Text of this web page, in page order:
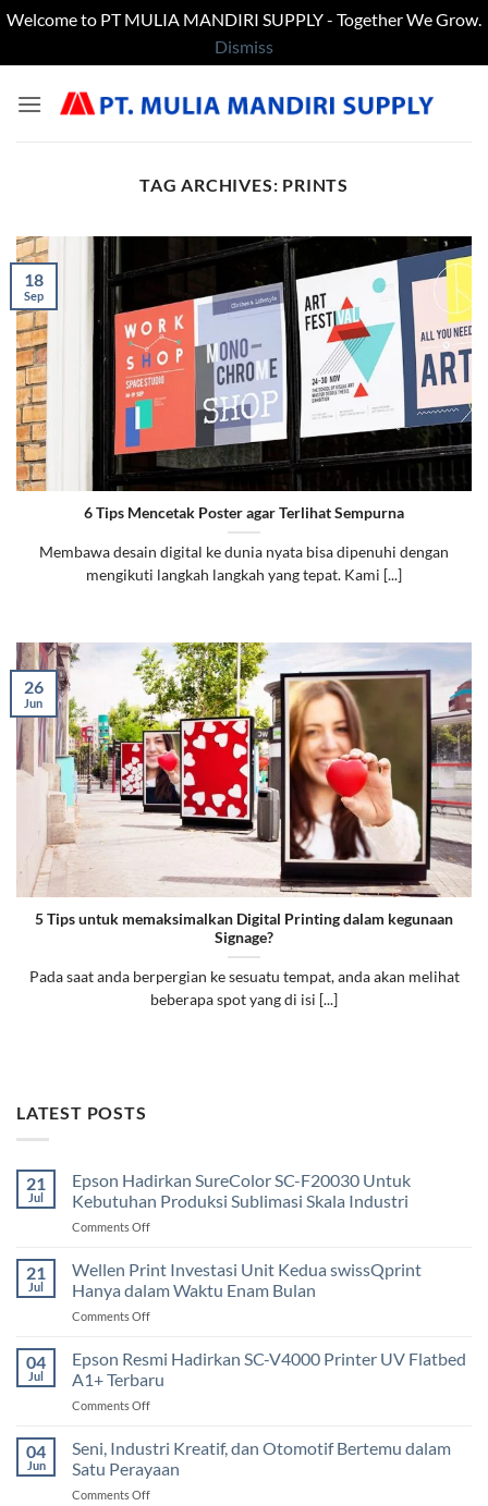
Welcome to PT MULIA MANDIRI SUPPLY - Together We Grow.
Dismiss
TAG ARCHIVES: PRINTS
6 Tips Mencetak Poster agar Terlihat Sempurna
Membawa desain digital ke dunia nyata bisa dipenuhi dengan
mengikuti langkah langkah yang tepat. Kami [...]
18
Sep
5 Tips untuk memaksimalkan Digital Printing dalam kegunaan
Signage?
Pada saat anda berpergian ke sesuatu tempat, anda akan melihat
beberapa spot yang di isi [...]
26
Jun
LATEST POSTS
21
Jul
Epson Hadirkan SureColor SC-F20030 Untuk
Kebutuhan Produksi Sublimasi Skala Industri
Comments Offon
Hadirkan
SureColor
SC-
F20030
Kebutuhan
21
Jul
Wellen Print Investasi Unit Kedua swissQprint
Hanya dalam Waktu Enam Bulan
Comments Offon
Print
Investasi
Unit
Kedua
Hanya
04
Jul
Epson Resmi Hadirkan SC-V4000 Printer UV Flatbed
A1+ Terbaru
Comments Offon
Resmi
Hadirkan
SC-
V4000
04
Jun
Seni, Industri Kreatif, dan Otomotif Bertemu dalam
Satu Perayaan
Comments Offon